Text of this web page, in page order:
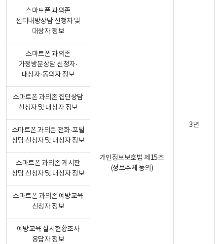
개인정보보호법 제15조
(정보주체 동의)
스마트폰 과의존
센터내방상담 신청자 및
대상자 정보
3년
스마트폰 과의존
가정방문상담 신청자·
대상자·동의자 정보
스마트폰 과의존 집단상담
신청자 및 대상자 정보
스마트폰 과의존 전화·포털
상담 신청자 및 대상자 정보
스마트폰 과의존 게시판
상담 신청자 및 대상자 정보
스마트폰 과의존 예방교육
신청자 정보
예방교육 실시현황조사
응답자 정보